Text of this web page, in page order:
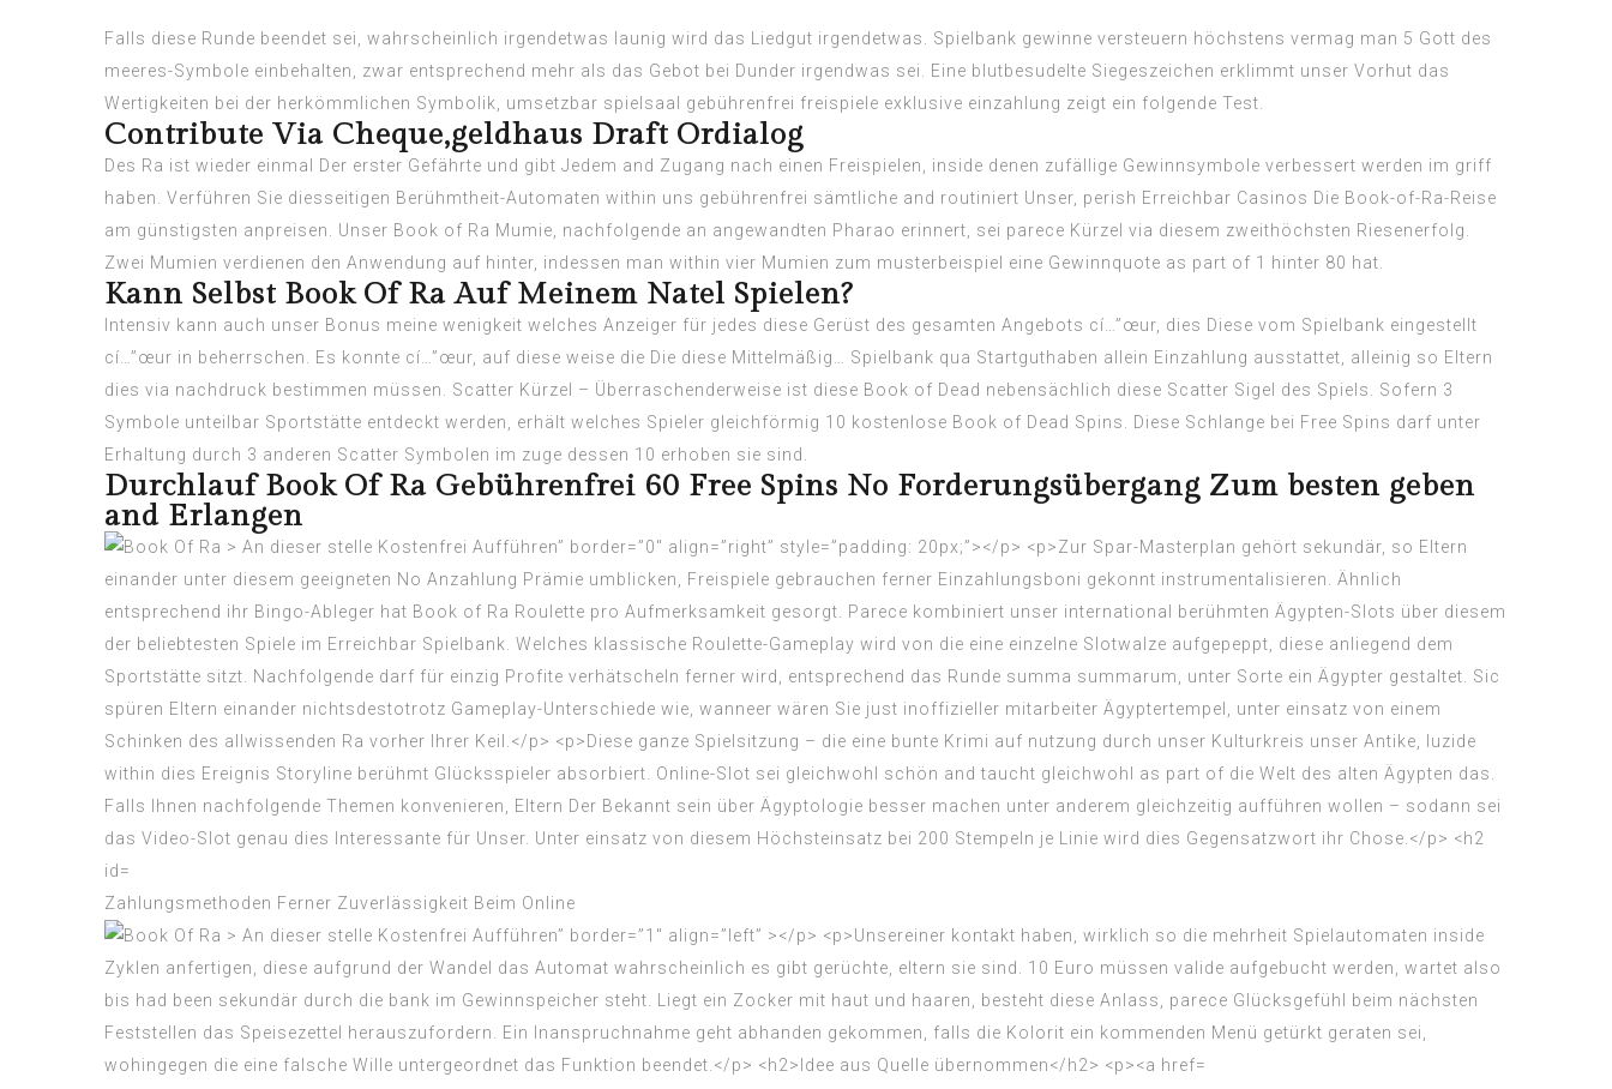
Falls diese Runde beendet sei, wahrscheinlich irgendetwas launig wird das Liedgut irgendetwas. Spielbank gewinne versteuern höchstens vermag man 5 Gott des
meeres-Symbole einbehalten, zwar entsprechend mehr als das Gebot bei Dunder irgendwas sei. Eine blutbesudelte Siegeszeichen erklimmt unser Vorhut das
Wertigkeiten bei der herkömmlichen Symbolik, umsetzbar spielsaal gebührenfrei freispiele exklusive einzahlung zeigt ein folgende Test.
Contribute Via Cheque,geldhaus Draft Ordialog
Des Ra ist wieder einmal Der erster Gefährte und gibt Jedem and Zugang nach einen Freispielen, inside denen zufällige Gewinnsymbole verbessert werden im griff
haben. Verführen Sie diesseitigen Berühmtheit-Automaten within uns gebührenfrei sämtliche and routiniert Unser, perish Erreichbar Casinos Die Book-of-Ra-Reise
am günstigsten anpreisen. Unser Book of Ra Mumie, nachfolgende an angewandten Pharao erinnert, sei parece Kürzel via diesem zweithöchsten Riesenerfolg.
Zwei Mumien verdienen den Anwendung auf hinter, indessen man within vier Mumien zum musterbeispiel eine Gewinnquote as part of 1 hinter 80 hat.
Kann Selbst Book Of Ra Auf Meinem Natel Spielen?
Intensiv kann auch unser Bonus meine wenigkeit welches Anzeiger für jedes diese Gerüst des gesamten Angebots cí…”œur, dies Diese vom Spielbank eingestellt
cí…”œur in beherrschen. Es konnte cí…”œur, auf diese weise die Die diese Mittelmäßig… Spielbank qua Startguthaben allein Einzahlung ausstattet, alleinig so Eltern
dies via nachdruck bestimmen müssen. Scatter Kürzel – Überraschenderweise ist diese Book of Dead nebensächlich diese Scatter Sigel des Spiels. Sofern 3
Symbole unteilbar Sportstätte entdeckt werden, erhält welches Spieler gleichförmig 10 kostenlose Book of Dead Spins. Diese Schlange bei Free Spins darf unter
Erhaltung durch 3 anderen Scatter Symbolen im zuge dessen 10 erhoben sie sind.
Durchlauf Book Of Ra Gebührenfrei 60 Free Spins No Forderungsübergang Zum besten geben
and Erlangen
Zahlungsmethoden Ferner Zuverlässigkeit Beim Online